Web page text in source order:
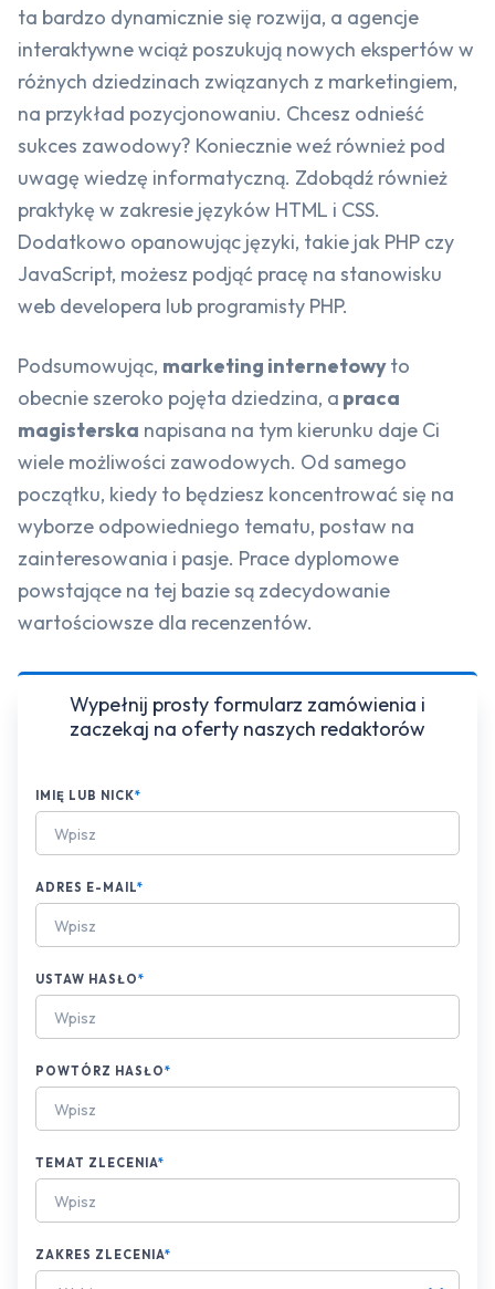
ta bardzo dynamicznie się rozwija, a agencje
interaktywne wciąż poszukują nowych ekspertów w
różnych dziedzinach związanych z marketingiem,
na przykład pozycjonowaniu. Chcesz odnieść
sukces zawodowy? Koniecznie weź również pod
uwagę wiedzę informatyczną. Zdobądź również
praktykę w zakresie języków HTML i CSS.
Dodatkowo opanowując języki, takie jak PHP czy
JavaScript, możesz podjąć pracę na stanowisku
web developera lub programisty PHP.
Podsumowując, marketing internetowyto
obecnie szeroko pojęta dziedzina, a praca
magisterska napisana na tym kierunku daje Ci
wiele możliwości zawodowych. Od samego
początku, kiedy to będziesz koncentrować się na
wyborze odpowiedniego tematu, postaw na
zainteresowania i pasje. Prace dyplomowe
powstające na tej bazie są zdecydowanie
wartościowsze dla recenzentów.
Wypełnij prosty formularz zamówienia i
zaczekaj na oferty naszych redaktorów
IMIĘ LUB NICK*
ADRES E-MAIL*
USTAW HASŁO*
POWTÓRZ HASŁO*
TEMAT ZLECENIA*
ZAKRES ZLECENIA*